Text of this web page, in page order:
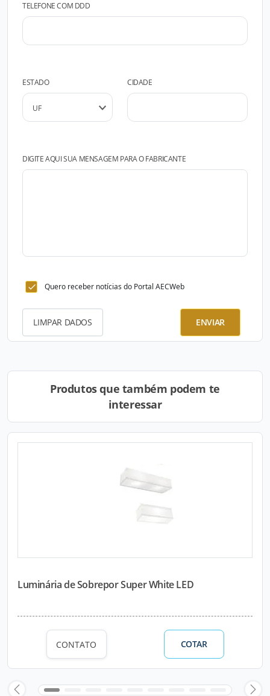
TELEFONE COM DDD
ESTADO CIDADE
DIGITE AQUI SUA MENSAGEM PARA O FABRICANTE
Quero receber notícias do Portal AECWeb
LIMPAR DADOS ENVIAR
Produtos que também podem te
interessar
Luminária de Sobrepor Super White LED
CONTATO COTAR